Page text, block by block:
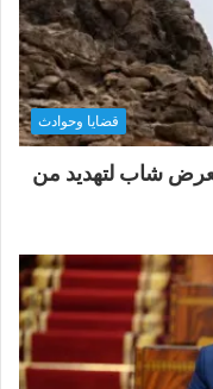
قضايا وحوادث
شاب لتهديد من